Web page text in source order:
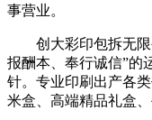
事营业。
创大彩印包拆无限
报酬本、奉行诚信”的
针。专业印刷出产各
米盒、高端精品礼盒